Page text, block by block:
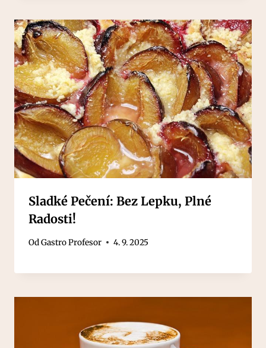
Sladké Pečení: Bez Lepku, Plné
Radosti!
OdGastro Profesor 4. 9. 2025